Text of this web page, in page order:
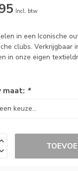
Incl. btw
in een Iconische
clubs. Verkrijgbaar
in onze eigen
maat: *